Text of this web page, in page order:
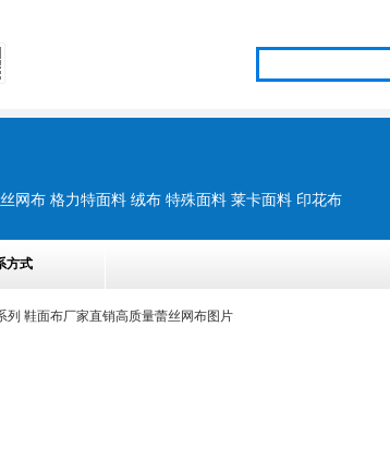
网布 格力特面料 绒布 特殊面料 莱卡面料 印花布
方式